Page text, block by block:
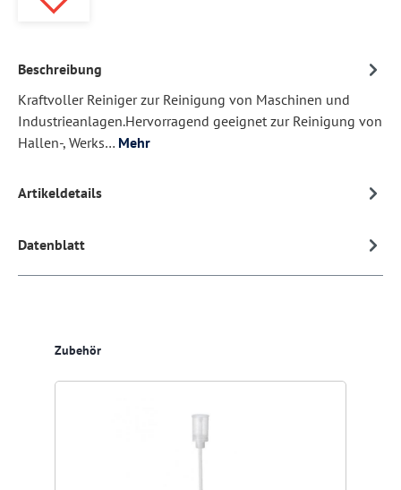
Beschreibung
Kraftvoller Reiniger zur Reinigung von Maschinen und
Industrieanlagen.Hervorragend geeignet zur Reinigung von
Hallen-, Werks… Mehr
Artikeldetails
Datenblatt
Produktgalerie überspringen
Zubehör